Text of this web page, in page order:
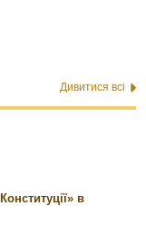
Дивитися всі
в